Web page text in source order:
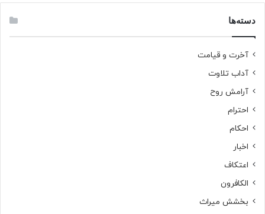
دسته‌ها
آخرت و قیامت
آداب تلاوت
آرامش روح
احترام
احکام
اخبار
اعتکاف
الکافرون
بخشش میراث